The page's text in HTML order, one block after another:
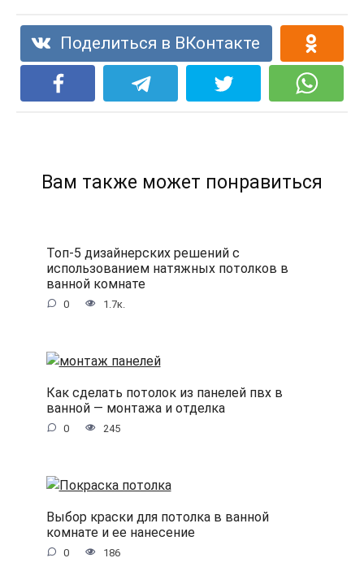
Поделиться в ВКонтакте
Вам также может понравиться
Топ-5 дизайнерских решений с
использованием натяжных потолков в
ванной комнате
0 1.7к.
Как сделать потолок из панелей пвх в
ванной — монтажа и отделка
0 245
Выбор краски для потолка в ванной
комнате и ее нанесение
0 186